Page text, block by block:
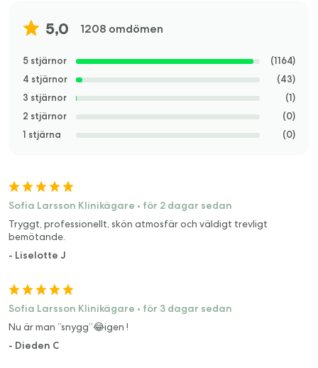
5,0 1208 omdömen
5 stjärnor (1164)
4 stjärnor
(43)
3 stjärnor
(1)
2 stjärnor
(0)
1 stjärna
(0)
Sofia Larsson Klinikägare • för 2 dagar sedan
Tryggt, professionellt, skön atmosfär och väldigt trevligt
bemötande.
- Liselotte J
Sofia Larsson Klinikägare • för 3 dagar sedan
Nu är man ”snygg”😂igen !
- Dieden C